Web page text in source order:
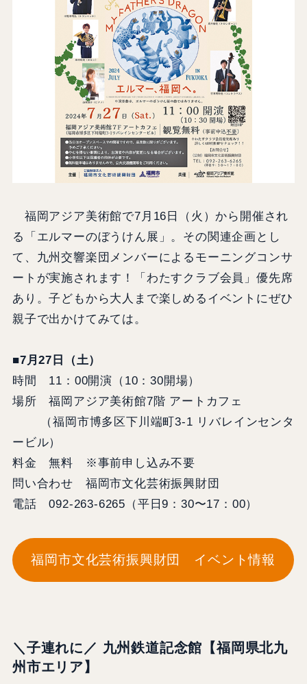
福岡アジア美術館で7月16日（火）から開催され
る「エルマーのぼうけん展」。その関連企画とし
て、九州交響楽団メンバーによるモーニングコンサ
ートが実施されます！「わたすクラブ会員」優先席
あり。子どもから大人まで楽しめるイベントにぜひ
親子で出かけてみては。
■7月27日（土）
時間 11：00開演（10：30開場）
場所 福岡アジア美術館7階 アートカフェ
（福岡市博多区下川端町3-1 リバレインセンタ
ービル）
料金 無料 ※事前申し込み不要
問い合わせ 福岡市文化芸術振興財団
電話 092-263-6265（平日9：30〜17：00）
福岡市文化芸術振興財団 イベント情報
＼子連れに／ 九州鉄道記念館【福岡県北九
州市エリア】